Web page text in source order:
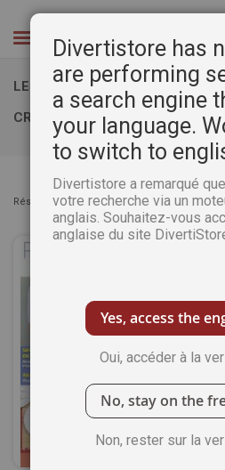
Chercher
LES MAGAZINES RÉGULIERS
CRÉATIVE
Résultats :Articles1-32sur35
Divertistore has
are performing
a search engine
your language.
to switch to
Divertistore a remarqué
votre recherche via un
anglais. Souhaitez-vous
anglaise du site
Yes, access the
Oui, accéder à la
No, stay on the
Non, rester sur la